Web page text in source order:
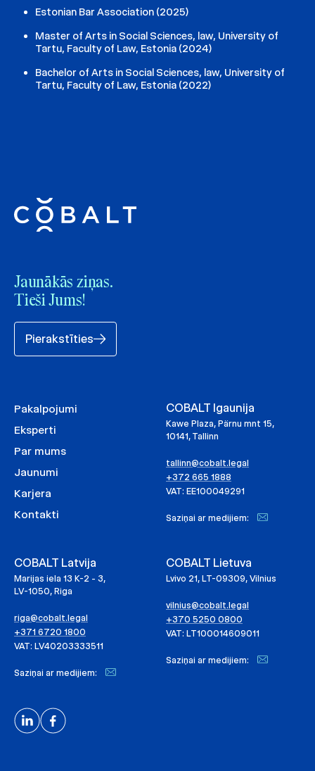
Estonian Bar Association (2025)
Master of Arts in Social Sciences, law, University of
Tartu, Faculty of Law, Estonia (2024)
Bachelor of Arts in Social Sciences, law, University of
Tartu, Faculty of Law, Estonia (2022)
Jaunākās ziņas.
Tieši Jums!
Pierakstīties
Pakalpojumi
Eksperti
Par mums
Jaunumi
Karjera
Kontakti
COBALT Igaunija
Kawe Plaza, Pärnu mnt 15,
10141, Tallinn
tallinn@cobalt.legal
+372 665 1888
VAT: EE100049291
Saziņai ar medijiem:
COBALT Latvija
Marijas iela 13 K-2 - 3,
LV-1050, Riga
riga@cobalt.legal
+371 6720 1800
VAT: LV40203333511
Saziņai ar medijiem:
COBALT Lietuva
Lvivo 21, LT-09309, Vilnius
vilnius@cobalt.legal
+370 5250 0800
VAT: LT100014609011
Saziņai ar medijiem: